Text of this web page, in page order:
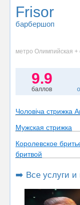
Frisor
барбершоп
метро Олимпийская +
9.9
баллов
Чоловіча стрижка
Мужская стрижка
Королевское
бритвой
➡️ Все услуги и